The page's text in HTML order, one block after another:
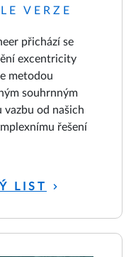
VERZE
přichází se
excentricity
metodou
souhrnným
od našich
řešení
LIST